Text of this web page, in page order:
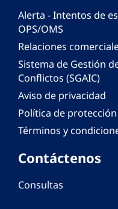
Alerta - Intentos de
OPS/OMS
Relaciones
Sistema de Gestión
Conflictos (SGAIC)
Aviso de privacidad
Política de
Términos y
Contáctenos
Consultas